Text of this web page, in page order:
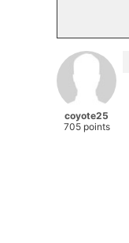
coyote25
705 points